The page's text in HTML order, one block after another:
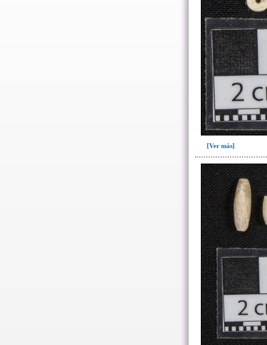
[Ver más]